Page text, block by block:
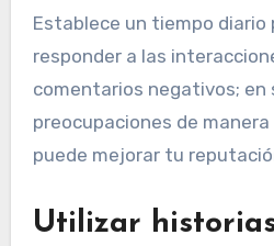
Establece un tiempo diario
responder a las
comentarios negativos; en
preocupaciones de
puede mejorar tu
Utilizar